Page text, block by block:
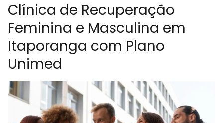
Clínica de Recuperação
Feminina e Masculina em
Itaporanga com Plano
Unimed